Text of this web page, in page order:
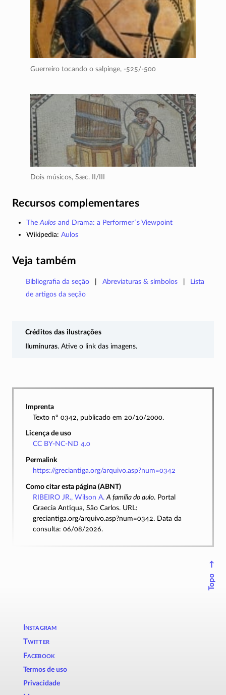
Guerreiro tocando o salpinge, -525/-500
Dois músicos, Sæc. II/III
Recursos complementares
The Aulos and Drama: a Performer´s Viewpoint
Wikipedia: Aulos
Veja também
Bibliografia da seção Abreviaturas & símbolos
Lista
de artigos da seção
Créditos das ilustrações
Iluminuras. Ative o link das imagens.
Imprenta
Texto nº 0342, publicado em 20/10/2000.
Licença de uso
CC BY-NC-ND 4.0
Permalink
https://greciantiga.org/arquivo.asp?num=0342
Como citar esta página (ABNT)
RIBEIRO JR., Wilson A. A família do aulo. Portal
Graecia Antiqua, São Carlos. URL:
greciantiga.org/arquivo.asp?num=0342. Data da
consulta: 06/08/2026.
↑
Topo
Instagram
Twitter
Facebook
Termos de uso
Privacidade